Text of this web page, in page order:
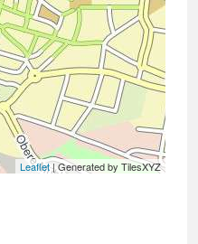
Leaflet| Generated by TilesXYZ